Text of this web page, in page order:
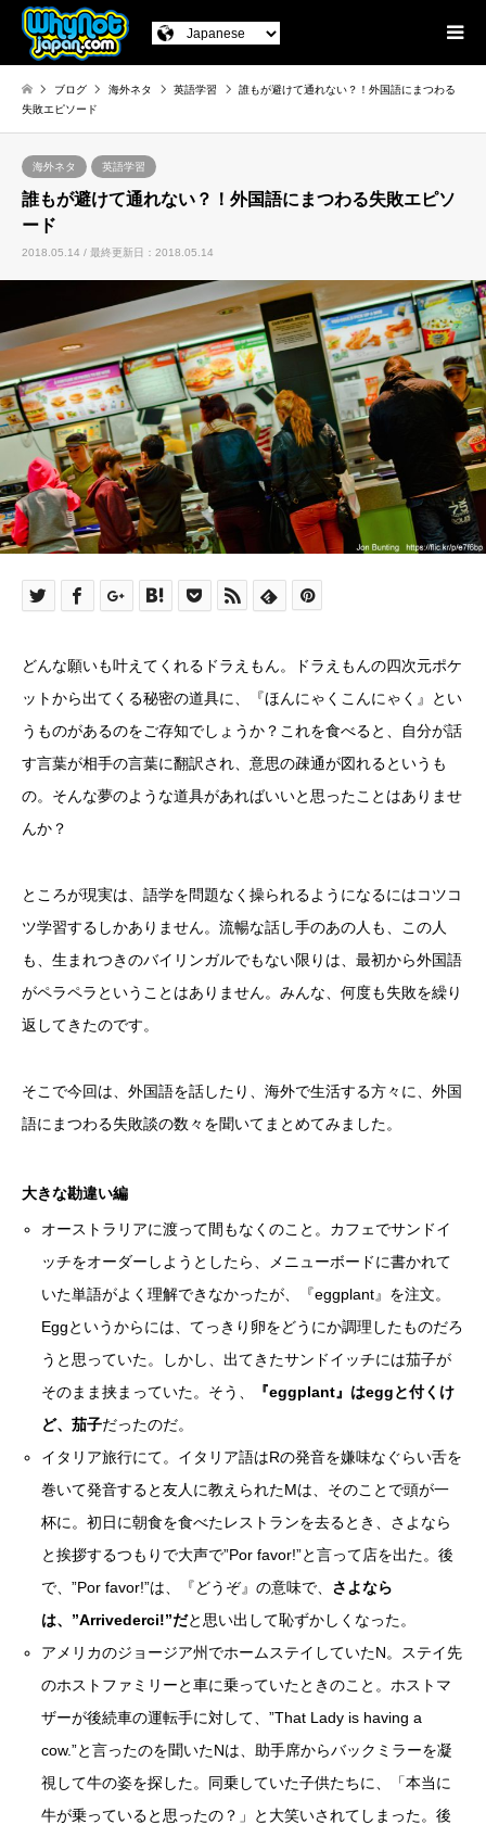
ブログ 海外ネタ 英語学習
誰もが避けて通れない？！外国語にまつわる
失敗エピソード
海外ネタ 英語学習
誰もが避けて通れない？！外国語にまつわる失敗エピソ
ード
2018.05.14 / 最終更新日：2018.05.14
どんな願いも叶えてくれるドラえもん。ドラえもんの四次元ポケ
ットから出てくる秘密の道具に、『ほんにゃくこんにゃく』とい
うものがあるのをご存知でしょうか？これを食べると、自分が話
す言葉が相手の言葉に翻訳され、意思の疎通が図れるというも
の。そんな夢のような道具があればいいと思ったことはありませ
んか？
ところが現実は、語学を問題なく操られるようになるにはコツコ
ツ学習するしかありません。流暢な話し手のあの人も、この人
も、生まれつきのバイリンガルでもない限りは、最初から外国語
がペラペラということはありません。みんな、何度も失敗を繰り
返してきたのです。
そこで今回は、外国語を話したり、海外で生活する方々に、外国
語にまつわる失敗談の数々を聞いてまとめてみました。
大きな勘違い編
オーストラリアに渡って間もなくのこと。カフェでサンドイ
ッチをオーダーしようとしたら、メニューボードに書かれて
いた単語がよく理解できなかったが、『eggplant』を注文。
Eggというからには、てっきり卵をどうにか調理したものだろ
うと思っていた。しかし、出てきたサンドイッチには茄子が
そのまま挟まっていた。そう、
『eggplant』はeggと付くけ
ど、茄子だったのだ。
イタリア旅行にて。イタリア語はRの発音を嫌味なぐらい舌を
巻いて発音すると友人に教えられたMは、そのことで頭が一
杯に。初日に朝食を食べたレストランを去るとき、さよなら
と挨拶するつもりで大声で”Por favor!”と言って店を出た。後
で、”Por favor!”は、『どうぞ』の意味で、 さよなら
は、”Arrivederci!”だと思い出して恥ずかしくなった。
アメリカのジョージア州でホームステイしていたN。ステイ先
のホストファミリーと車に乗っていたときのこと。ホストマ
ザーが後続車の運転手に対して、”That Lady is having a
cow.”と言ったのを聞いたNは、助手席からバックミラーを凝
視して牛の姿を探した。同乗していた子供たちに、「本当に
牛が乗っていると思ったの？」と大笑いされてしまった。後